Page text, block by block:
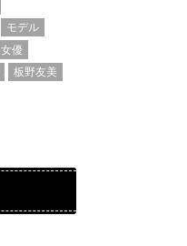
モデル
女優
板野友美